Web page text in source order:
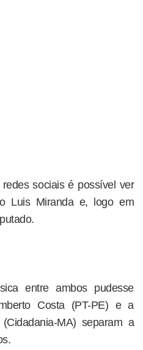
sociais é possível ver
Luis Miranda e, logo em
entre ambos pudesse
Costa (PT-PE) e a
MA) separam a